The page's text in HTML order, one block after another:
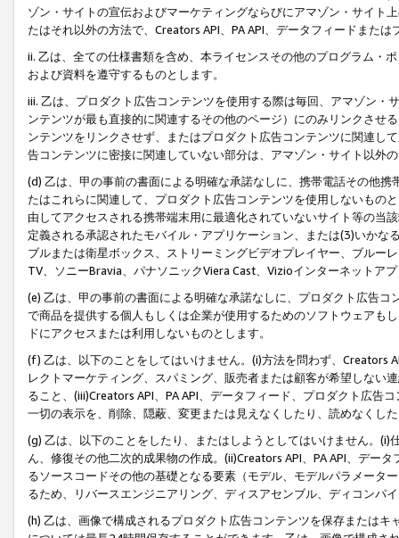
ゾン・サイトの宣伝およびマーケティングならびにアマゾン・サイト
たはそれ以外の方法で、Creators API、PA API、データフィードまた
ii. 乙は、全ての仕様書類を含め、本ライセンスその他のプログラム・
および資料を遵守するものとします。
iii. 乙は、プロダクト広告コンテンツを使用する際は毎回、アマゾン
ンテンツが最も直接的に関連するその他のページ）にのみリンクさせ
ンテンツをリンクさせず、またはプロダクト広告コンテンツに関連し
告コンテンツに密接に関連していない部分は、アマゾン・サイト以外
(d) 乙は、甲の事前の書面による明確な承諾なしに、携帯電話その他
たはこれらに関連して、プロダクト広告コンテンツを使用しないもの
由してアクセスされる携帯端末用に最適化されていないサイト等の当
定義される承認されたモバイル・アプリケーション、または(3)いか
ブルまたは衛星ボックス、ストリーミングビデオプレイヤー、ブルー
TV、ソニーBravia、パナソニックViera Cast、Vizioインターネットア
(e) 乙は、甲の事前の書面による明確な承諾なしに、プロダクト広告
で商品を提供する個人もしくは企業が使用するためのソフトウェアも
ドにアクセスまたは利用しないものとします。
(f) 乙は、以下のことをしてはいけません。(i)方法を問わず、Creators
レクトマーケティング、スパミング、販売者または顧客が希望しない
ること、(iii)Creators API、PA API、データフィード、プロダクト広告
一切の表示を、削除、隠蔽、変更または見えなくしたり、読めなくし
(g) 乙は、以下のことをしたり、またはしようとしてはいけません。
ん、修復その他二次的成果物の作成。(ii)Creators API、PA API、デー
るソースコードその他の基礎となる要素（モデル、モデルパラメータ
るため、リバースエンジニアリング、ディスアセンブル、ディコンパ
(h) 乙は、画像で構成されるプロダクト広告コンテンツを保存または